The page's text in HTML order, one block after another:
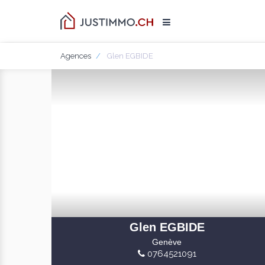
Agences Glen EGBIDE
Glen EGBIDE
Genève
0764521091